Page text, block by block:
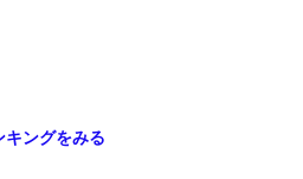
キングをみる